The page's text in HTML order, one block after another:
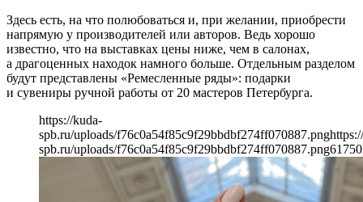
Здесь есть, на что полюбоваться и, при желании, приобрести
напрямую у производителей или авторов. Ведь хорошо
известно, что на выставках цены ниже, чем в салонах,
а драгоценных находок намного больше. Отдельным разделом
будут представлены «Ремесленные ряды»: подарки
и сувениры ручной работы от 20 мастеров Петербурга.
https://kuda-
spb.ru/uploads/f76c0a54f85c9f29bbdbf274ff070887.png
spb.ru/uploads/f76c0a54f85c9f29bbdbf274ff070887.png617